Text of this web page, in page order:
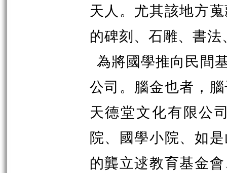
天人。尤其該地方
的碑刻、石雕、書
為將國學推向民間
公司。腦金也者，
天德堂文化有限公
院、國學小院、如
的龔立逑教育基金